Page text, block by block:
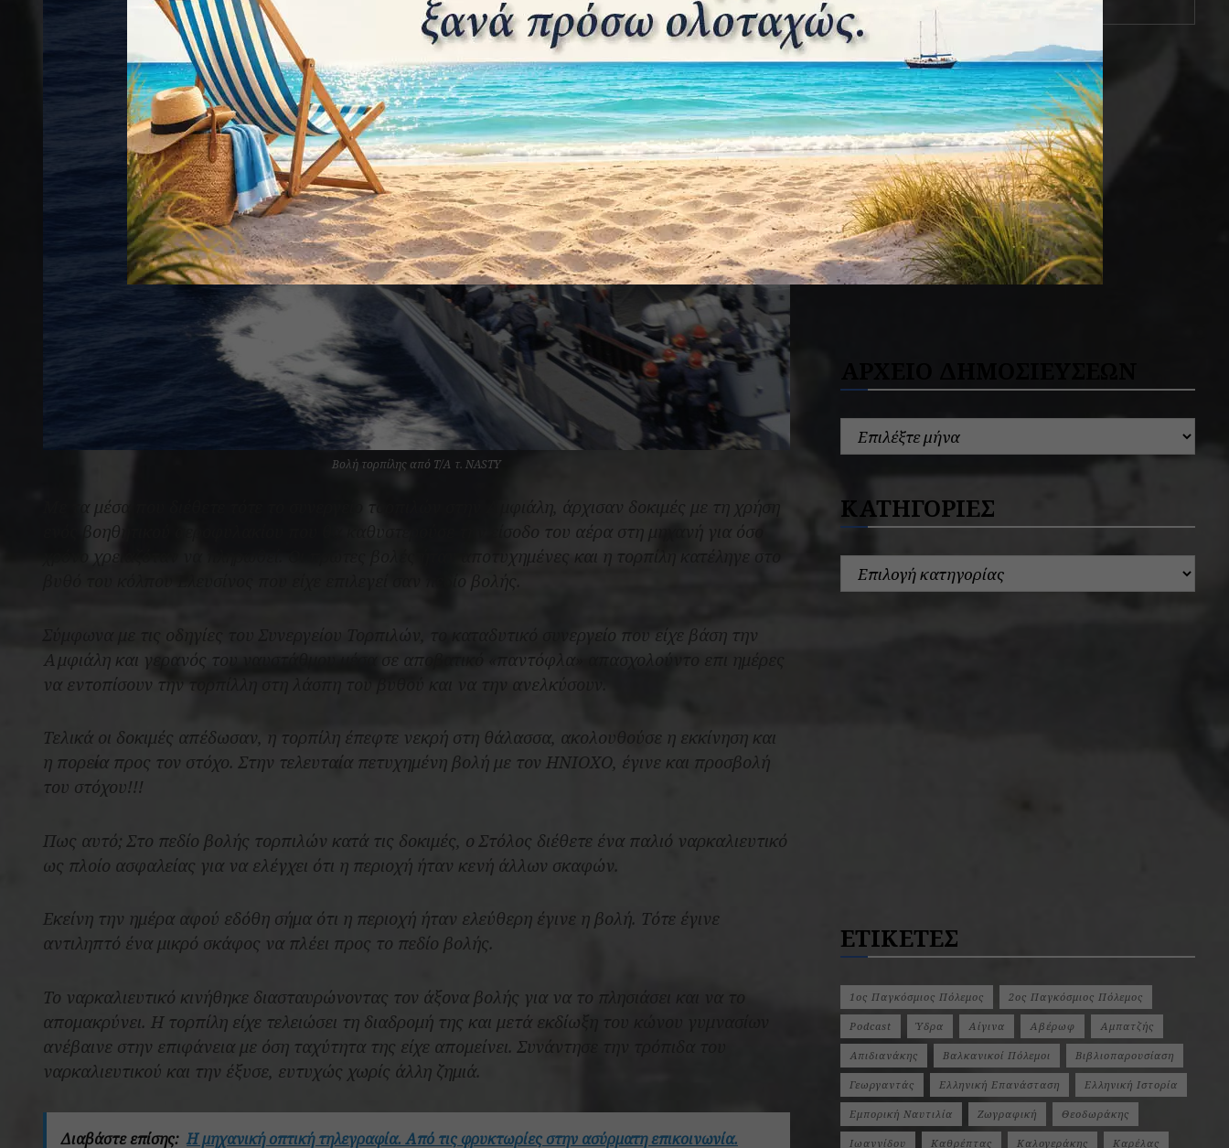
Βολή τορπίλης από Τ/Α τ. NASTY
Με τα μέσα που διέθετε τότε το συνεργείο τορπιλών στην Αμφιάλη, άρχισαν δοκιμές με τη χρήση
ενός βοηθητικού αεροφυλακίου που θα καθυστερούσε την είσοδο του αέρα στη μηχανή για όσο
χρόνο χρειαζόταν να πληρωθεί. Οι πρώτες βολές ήταν αποτυχημένες και η τορπίλη κατέληγε στο
βυθό του κόλπου Ελευσίνος που είχε επιλεγεί σαν πεδίο βολής.
Σύμφωνα με τις οδηγίες του Συνεργείου Τορπιλών, το καταδυτικό συνεργείο που είχε βάση την
Αμφιάλη και γερανός του ναυστάθμου μέσα σε αποβατικό «παντόφλα» απασχολούντο επι ημέρες
να εντοπίσουν την τορπίλλη στη λάσπη του βυθού και να την ανελκύσουν.
Τελικά οι δοκιμές απέδωσαν, η τορπίλη έπεφτε νεκρή στη θάλασσα, ακολουθούσε η εκκίνηση και
η πορεία προς τον στόχο. Στην τελευταία πετυχημένη βολή με τον ΗΝΙΟΧΟ, έγινε και προσβολή
του στόχου!!!
Πως αυτό; Στο πεδίο βολής τορπιλών κατά τις δοκιμές, ο Στόλος διέθετε ένα παλιό ναρκαλιευτικό
ως πλοίο ασφαλείας για να ελέγχει ότι η περιοχή ήταν κενή άλλων σκαφών.
Εκείνη την ημέρα αφού εδόθη σήμα ότι η περιοχή ήταν ελεύθερη έγινε η βολή. Τότε έγινε
αντιληπτό ένα μικρό σκάφος να πλέει προς το πεδίο βολής.
Το ναρκαλιευτικό κινήθηκε διασταυρώνοντας τον άξονα βολής για να το πλησιάσει και να το
απομακρύνει. Η τορπίλη είχε τελειώσει τη διαδρομή της και μετά εκδίωξη του κώνου γυμνασίων
ανέβαινε στην επιφάνεια με όση ταχύτητα της είχε απομείνει. Συνάντησε την τρόπιδα του
ναρκαλιευτικού και την έξυσε, ευτυχώς χωρίς άλλη ζημιά.
Διαβάστε επίσης: Η μηχανική οπτική τηλεγραφία. Από τις φρυκτωρίες στην ασύρματη επικοινωνία.
ΚΑΤΗΓΟΡΙΕΣ
ΕΤΙΚΕΤΕΣ
1ος Παγκόσμιος Πόλεμος 2ος Παγκόσμιος Πόλεμος
Podcast Ύδρα Αίγινα Αβέρωφ Αμπατζής
Απιδιανάκης Βαλκανικοί Πόλεμοι Βιβλιοπαρουσίαση
Γεωργαντάς Ελληνική Επανάσταση Ελληνική Ιστορία
Εμπορική Ναυτιλία Ζωγραφική Θεοδωράκης
Ιωαννίδου Καθρέπτας Καλογεράκης Καρέλας